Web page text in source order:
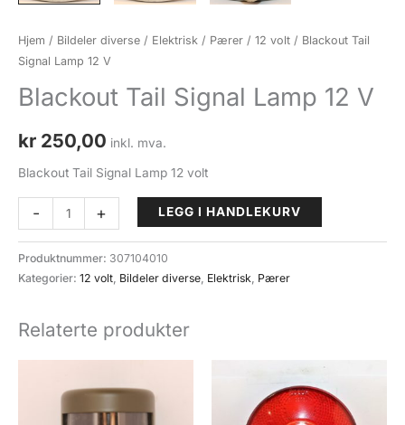
Hjem / Bildeler diverse / Elektrisk / Pærer / 12 volt / Blackout Tail
Signal Lamp 12 V
Blackout Tail Signal Lamp 12 V
kr 250,00 inkl. mva.
Blackout Tail Signal Lamp 12 volt
-
Blackout
Tail
Signal
Lamp
V
+ LEGG I HANDLEKURV
Produktnummer: 307104010
Kategorier: 12 volt Bildeler diverse Elektrisk Pærer
Relaterte produkter